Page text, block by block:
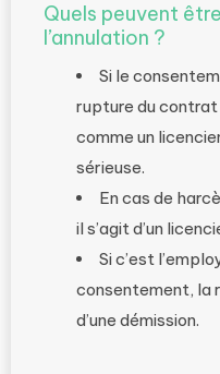
Quels peuvent
l’annulation ?
Si le
rupture du
comme un
sérieuse.
En cas de
il s’agit d’un
Si c’est
consentement, la
d’une démission.